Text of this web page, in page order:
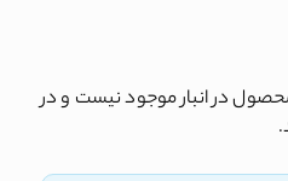
در انبار موجود نیست و در